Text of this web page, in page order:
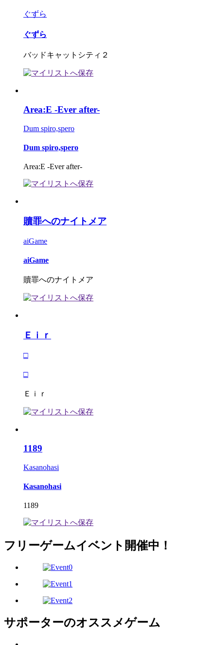
ぐずら
ぐずら
バッドキャットシティ２
Area:E -Ever after-
Dum spiro,spero
Dum spiro,spero
Area:E -Ever after-
贖罪へのナイトメア
aiGame
aiGame
贖罪へのナイトメア
Ｅｉｒ
□
□
Ｅｉｒ
1189
Kasanohasi
Kasanohasi
1189
フリーゲームイベント開催中！
サポーターのオススメゲーム